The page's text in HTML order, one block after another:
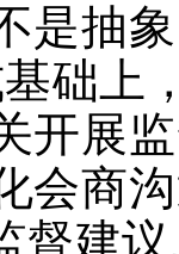
抽象
础上
开展
会商
督建